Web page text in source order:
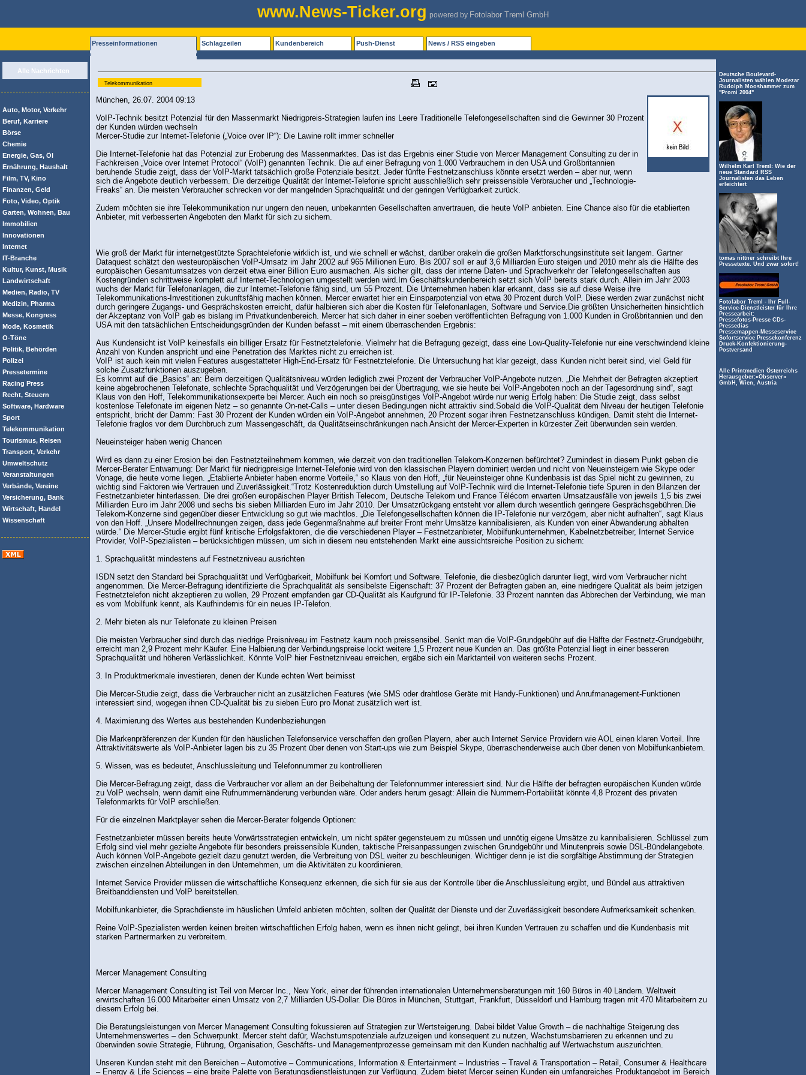
www.News-Ticker.org powered by Fotolabor Treml GmbH
Presseinformationen Schlagzeilen Kundenbereich Push-Dienst News / RSS eingeben
Alle Nachrichten
Auto, Motor, Verkehr
Beruf, Karriere
Börse
Chemie
Energie, Gas, Öl
Ernährung, Haushalt
Film, TV, Kino
Finanzen, Geld
Foto, Video, Optik
Garten, Wohnen, Bau
Immobilien
Innovationen
Internet
IT-Branche
Kultur, Kunst, Musik
Landwirtschaft
Medien, Radio, TV
Medizin, Pharma
Messe, Kongress
Mode, Kosmetik
O-Töne
Politik, Behörden
Polizei
Pressetermine
Racing Press
Recht, Steuern
Software, Hardware
Sport
Telekommunikation
Tourismus, Reisen
Transport, Verkehr
Umweltschutz
Veranstaltungen
Verbände, Vereine
Versicherung, Bank
Wirtschaft, Handel
Wissenschaft
Telekommunikation
München, 26.07. 2004 09:13
VoIP-Technik besitzt Potenzial für den Massenmarkt Niedrigpreis-Strategien laufen ins Leere Traditionelle Telefongesellschaften sind die Gewinner 30 Prozent
der Kunden würden wechseln
Mercer-Studie zur Internet-Telefonie („Voice over IP“): Die Lawine rollt immer schneller
Die Internet-Telefonie hat das Potenzial zur Eroberung des Massenmarktes. Das ist das Ergebnis einer Studie von Mercer Management Consulting zu der in
Fachkreisen „Voice over Internet Protocol“ (VoIP) genannten Technik. Die auf einer Befragung von 1.000 Verbrauchern in den USA und Großbritannien
beruhende Studie zeigt, dass der VoIP-Markt tatsächlich große Potenziale besitzt. Jeder fünfte Festnetzanschluss könnte ersetzt werden – aber nur, wenn
sich die Angebote deutlich verbessern. Die derzeitige Qualität der Internet-Telefonie spricht ausschließlich sehr preissensible Verbraucher und „Technologie-
Freaks“ an. Die meisten Verbraucher schrecken vor der mangelnden Sprachqualität und der geringen Verfügbarkeit zurück.
Zudem möchten sie ihre Telekommunikation nur ungern den neuen, unbekannten Gesellschaften anvertrauen, die heute VoIP anbieten. Eine Chance also für die etablierten
Anbieter, mit verbesserten Angeboten den Markt für sich zu sichern.
Wie groß der Markt für internetgestützte Sprachtelefonie wirklich ist, und wie schnell er wächst, darüber orakeln die großen Marktforschungsinstitute seit langem. Gartner
Dataquest schätzt den westeuropäischen VoIP-Umsatz im Jahr 2002 auf 965 Millionen Euro. Bis 2007 soll er auf 3,6 Milliarden Euro steigen und 2010 mehr als die Hälfte des
europäischen Gesamtumsatzes von derzeit etwa einer Billion Euro ausmachen. Als sicher gilt, dass der interne Daten- und Sprachverkehr der Telefongesellschaften aus
Kostengründen schrittweise komplett auf Internet-Technologien umgestellt werden wird.Im Geschäftskundenbereich setzt sich VoIP bereits stark durch. Allein im Jahr 2003
wuchs der Markt für Telefonanlagen, die zur Internet-Telefonie fähig sind, um 55 Prozent. Die Unternehmen haben klar erkannt, dass sie auf diese Weise ihre
Telekommunikations-Investitionen zukunftsfähig machen können. Mercer erwartet hier ein Einsparpotenzial von etwa 30 Prozent durch VoIP. Diese werden zwar zunächst nicht
durch geringere Zugangs- und Gesprächskosten erreicht, dafür halbieren sich aber die Kosten für Telefonanlagen, Software und Service.Die größten Unsicherheiten hinsichtlich
der Akzeptanz von VoIP gab es bislang im Privatkundenbereich. Mercer hat sich daher in einer soeben veröffentlichten Befragung von 1.000 Kunden in Großbritannien und den
USA mit den tatsächlichen Entscheidungsgründen der Kunden befasst – mit einem überraschenden Ergebnis:
Aus Kundensicht ist VoIP keinesfalls ein billiger Ersatz für Festnetztelefonie. Vielmehr hat die Befragung gezeigt, dass eine Low-Quality-Telefonie nur eine verschwindend kleine
Anzahl von Kunden anspricht und eine Penetration des Marktes nicht zu erreichen ist.
VoIP ist auch kein mit vielen Features ausgestatteter High-End-Ersatz für Festnetztelefonie. Die Untersuchung hat klar gezeigt, dass Kunden nicht bereit sind, viel Geld für
solche Zusatzfunktionen auszugeben.
Es kommt auf die „Basics“ an: Beim derzeitigen Qualitätsniveau würden lediglich zwei Prozent der Verbraucher VoIP-Angebote nutzen. „Die Mehrheit der Befragten akzeptiert
keine abgebrochenen Telefonate, schlechte Sprachqualität und Verzögerungen bei der Übertragung, wie sie heute bei VoIP-Angeboten noch an der Tagesordnung sind“, sagt
Klaus von den Hoff, Telekommunikationsexperte bei Mercer. Auch ein noch so preisgünstiges VoIP-Angebot würde nur wenig Erfolg haben: Die Studie zeigt, dass selbst
kostenlose Telefonate im eigenen Netz – so genannte On-net-Calls – unter diesen Bedingungen nicht attraktiv sind.Sobald die VoIP-Qualität dem Niveau der heutigen Telefonie
entspricht, bricht der Damm: Fast 30 Prozent der Kunden würden ein VoIP-Angebot annehmen, 20 Prozent sogar ihren Festnetzanschluss kündigen. Damit steht die Internet-
Telefonie fraglos vor dem Durchbruch zum Massengeschäft, da Qualitätseinschränkungen nach Ansicht der Mercer-Experten in kürzester Zeit überwunden sein werden.
Neueinsteiger haben wenig Chancen
Wird es dann zu einer Erosion bei den Festnetzteilnehmern kommen, wie derzeit von den traditionellen Telekom-Konzernen befürchtet? Zumindest in diesem Punkt geben die
Mercer-Berater Entwarnung: Der Markt für niedrigpreisige Internet-Telefonie wird von den klassischen Playern dominiert werden und nicht von Neueinsteigern wie Skype oder
Vonage, die heute vorne liegen. „Etablierte Anbieter haben enorme Vorteile,“ so Klaus von den Hoff, „für Neueinsteiger ohne Kundenbasis ist das Spiel nicht zu gewinnen, zu
wichtig sind Faktoren wie Vertrauen und Zuverlässigkeit.“Trotz Kostenreduktion durch Umstellung auf VoIP-Technik wird die Internet-Telefonie tiefe Spuren in den Bilanzen der
Festnetzanbieter hinterlassen. Die drei großen europäischen Player British Telecom, Deutsche Telekom und France Télécom erwarten Umsatzausfälle von jeweils 1,5 bis zwei
Milliarden Euro im Jahr 2008 und sechs bis sieben Milliarden Euro im Jahr 2010. Der Umsatzrückgang entsteht vor allem durch wesentlich geringere Gesprächsgebühren.Die
Telekom-Konzerne sind gegenüber dieser Entwicklung so gut wie machtlos. „Die Telefongesellschaften können die IP-Telefonie nur verzögern, aber nicht aufhalten“, sagt Klaus
von den Hoff. „Unsere Modellrechnungen zeigen, dass jede Gegenmaßnahme auf breiter Front mehr Umsätze kannibalisieren, als Kunden von einer Abwanderung abhalten
würde.“ Die Mercer-Studie ergibt fünf kritische Erfolgsfaktoren, die die verschiedenen Player – Festnetzanbieter, Mobilfunkunternehmen, Kabelnetzbetreiber, Internet Service
Provider, VoIP-Spezialisten – berücksichtigen müssen, um sich in diesem neu entstehenden Markt eine aussichtsreiche Position zu sichern:
1. Sprachqualität mindestens auf Festnetzniveau ausrichten
ISDN setzt den Standard bei Sprachqualität und Verfügbarkeit, Mobilfunk bei Komfort und Software. Telefonie, die diesbezüglich darunter liegt, wird vom Verbraucher nicht
angenommen. Die Mercer-Befragung identifizierte die Sprachqualität als sensibelste Eigenschaft: 37 Prozent der Befragten gaben an, eine niedrigere Qualität als beim jetzigen
Festnetztelefon nicht akzeptieren zu wollen, 29 Prozent empfanden gar CD-Qualität als Kaufgrund für IP-Telefonie. 33 Prozent nannten das Abbrechen der Verbindung, wie man
es vom Mobilfunk kennt, als Kaufhindernis für ein neues IP-Telefon.
2. Mehr bieten als nur Telefonate zu kleinen Preisen
Die meisten Verbraucher sind durch das niedrige Preisniveau im Festnetz kaum noch preissensibel. Senkt man die VoIP-Grundgebühr auf die Hälfte der Festnetz-Grundgebühr,
erreicht man 2,9 Prozent mehr Käufer. Eine Halbierung der Verbindungspreise lockt weitere 1,5 Prozent neue Kunden an. Das größte Potenzial liegt in einer besseren
Sprachqualität und höheren Verlässlichkeit. Könnte VoIP hier Festnetzniveau erreichen, ergäbe sich ein Marktanteil von weiteren sechs Prozent.
3. In Produktmerkmale investieren, denen der Kunde echten Wert beimisst
Die Mercer-Studie zeigt, dass die Verbraucher nicht an zusätzlichen Features (wie SMS oder drahtlose Geräte mit Handy-Funktionen) und Anrufmanagement-Funktionen
interessiert sind, wogegen ihnen CD-Qualität bis zu sieben Euro pro Monat zusätzlich wert ist.
4. Maximierung des Wertes aus bestehenden Kundenbeziehungen
Die Markenpräferenzen der Kunden für den häuslichen Telefonservice verschaffen den großen Playern, aber auch Internet Service Providern wie AOL einen klaren Vorteil. Ihre
Attraktivitätswerte als VoIP-Anbieter lagen bis zu 35 Prozent über denen von Start-ups wie zum Beispiel Skype, überraschenderweise auch über denen von Mobilfunkanbietern.
5. Wissen, was es bedeutet, Anschlussleitung und Telefonnummer zu kontrollieren
Die Mercer-Befragung zeigt, dass die Verbraucher vor allem an der Beibehaltung der Telefonnummer interessiert sind. Nur die Hälfte der befragten europäischen Kunden würde
zu VoIP wechseln, wenn damit eine Rufnummernänderung verbunden wäre. Oder anders herum gesagt: Allein die Nummern-Portabilität könnte 4,8 Prozent des privaten
Telefonmarkts für VoIP erschließen.
Für die einzelnen Marktplayer sehen die Mercer-Berater folgende Optionen:
Festnetzanbieter müssen bereits heute Vorwärtsstrategien entwickeln, um nicht später gegensteuern zu müssen und unnötig eigene Umsätze zu kannibalisieren. Schlüssel zum
Erfolg sind viel mehr gezielte Angebote für besonders preissensible Kunden, taktische Preisanpassungen zwischen Grundgebühr und Minutenpreis sowie DSL-Bündelangebote.
Auch können VoIP-Angebote gezielt dazu genutzt werden, die Verbreitung von DSL weiter zu beschleunigen. Wichtiger denn je ist die sorgfältige Abstimmung der Strategien
zwischen einzelnen Abteilungen in den Unternehmen, um die Aktivitäten zu koordinieren.
Internet Service Provider müssen die wirtschaftliche Konsequenz erkennen, die sich für sie aus der Kontrolle über die Anschlussleitung ergibt, und Bündel aus attraktiven
Breitbanddiensten und VoIP bereitstellen.
Mobilfunkanbieter, die Sprachdienste im häuslichen Umfeld anbieten möchten, sollten der Qualität der Dienste und der Zuverlässigkeit besondere Aufmerksamkeit schenken.
Reine VoIP-Spezialisten werden keinen breiten wirtschaftlichen Erfolg haben, wenn es ihnen nicht gelingt, bei ihren Kunden Vertrauen zu schaffen und die Kundenbasis mit
starken Partnermarken zu verbreitern.
Mercer Management Consulting
Mercer Management Consulting ist Teil von Mercer Inc., New York, einer der führenden internationalen Unternehmensberatungen mit 160 Büros in 40 Ländern. Weltweit
erwirtschaften 16.000 Mitarbeiter einen Umsatz von 2,7 Milliarden US-Dollar. Die Büros in München, Stuttgart, Frankfurt, Düsseldorf und Hamburg tragen mit 470 Mitarbeitern zu
diesem Erfolg bei.
Die Beratungsleistungen von Mercer Management Consulting fokussieren auf Strategien zur Wertsteigerung. Dabei bildet Value Growth – die nachhaltige Steigerung des
Unternehmenswertes – den Schwerpunkt. Mercer steht dafür, Wachstumspotenziale aufzuzeigen und konsequent zu nutzen, Wachstumsbarrieren zu erkennen und zu
überwinden sowie Strategie, Führung, Organisation, Geschäfts- und Managementprozesse gemeinsam mit den Kunden nachhaltig auf Wertwachstum auszurichten.
Unseren Kunden steht mit den Bereichen – Automotive – Communications, Information & Entertainment – Industries – Travel & Transportation – Retail, Consumer & Healthcare
– Energy & Life Sciences – eine breite Palette von Beratungsdienstleistungen zur Verfügung. Zudem bietet Mercer seinen Kunden ein umfangreiches Produktangebot im Bereich
Deutsche Boulevard-
Journalisten wählen Modezar
Rudolph Mooshammer zum
"Promi 2004"
Wilhelm Karl Treml: Wie der
neue Standard RSS
Journalisten das Leben
erleichtert
tomas nittner schreibt Ihre
Pressetexte. Und zwar sofort!
Fotolabor Treml - Ihr Full-
Service-Dienstleister für Ihre
Pressearbeit:
Pressefotos-Presse CDs-
Pressedias
Pressemappen-Messeservice
Sofortservice Pressekonferenz
Druck-Konfektionierung-
Postversand
Alle Printmedien Österreichs
Herausgeber:»Observer«
GmbH, Wien, Austria